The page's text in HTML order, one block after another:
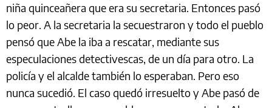
niña quinceañera que era su secretaria. Entonces pasó
lo peor. A la secretaria la secuestraron y todo el pueblo
pensó que Abe la iba a rescatar, mediante sus
especulaciones detectivescas, de un día para otro. La
policía y el alcalde también lo esperaban. Pero eso
nunca sucedió. El caso quedó irresuelto y Abe pasó de